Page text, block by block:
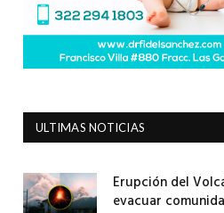
ULTIMAS NOTICIAS
Erupción del
evacuar